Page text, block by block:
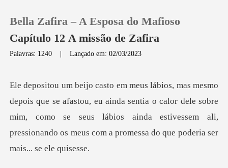
Loja
Histórico
Bella Zafira – A Esposa do Mafioso
Capítulo 12 A missão de Zafira
Palavras: 1240 |Lançado em: 02/03/2023
u ainda sentia o calor dele sobre
mim, como se seus lábios ainda estivessem ali